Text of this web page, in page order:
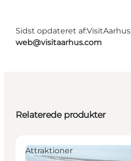
Sidst opdateret af:VisitAarhus
web@visitaarhus.com
Relaterede produkter
Attraktioner